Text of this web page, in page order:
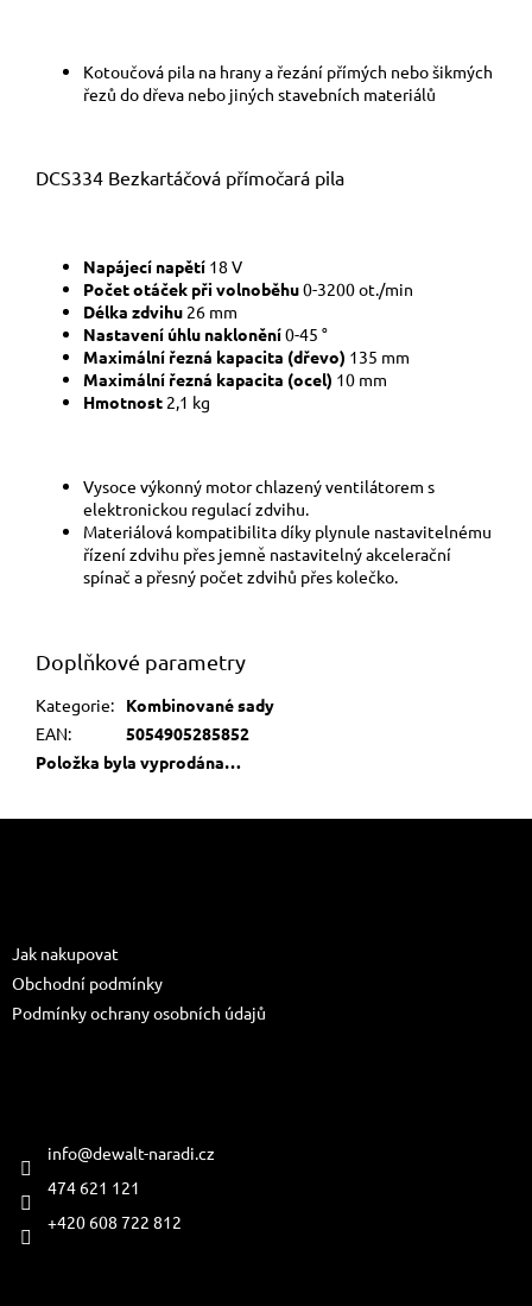
Kotoučová pila na hrany a řezání přímých nebo šikmých
řezů do dřeva nebo jiných stavebních materiálů
DCS334 Bezkartáčová přímočará pila
Napájecí napětí 18 V
Počet otáček při volnoběhu0-3200 ot./min
Délka zdvihu 26 mm
Nastavení úhlu naklonění0-45 °
Maximální řezná kapacita (dřevo) 135 mm
Maximální řezná kapacita (ocel) 10 mm
Hmotnost 2,1 kg
Vysoce výkonný motor chlazený ventilátorem s
elektronickou regulací zdvihu.
Materiálová kompatibilita díky plynule nastavitelnému
řízení zdvihu přes jemně nastavitelný akcelerační
spínač a přesný počet zdvihů přes kolečko.
Doplňkové parametry
Kategorie:
Kombinované sady
EAN:
5054905285852
Položka byla vyprodána…
Jak nakupovat
Obchodní podmínky
Podmínky ochrany osobních údajů
info@dewalt-naradi.cz
474 621 121
+420 608 722 812